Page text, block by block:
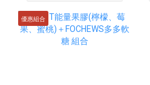
優惠組合